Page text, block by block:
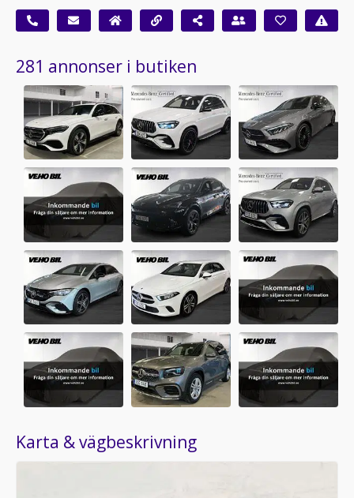
281 annonser i butiken
Karta & vägbeskrivning